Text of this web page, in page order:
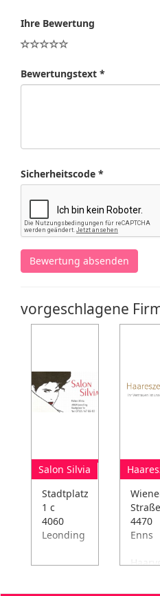
Ihre Bewertung
Bewertungstext *
Sicherheitscode *
Bewertung absenden
vorgeschlagene
Salon Silvia
Stadtplatz
1 c
4060
Leonding
4470
Enns